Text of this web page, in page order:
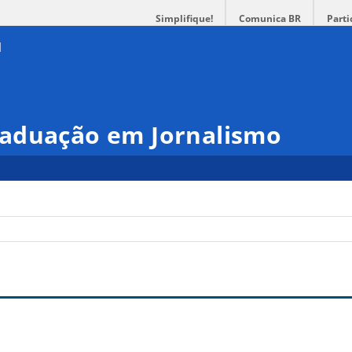
Simplifique! Comunica BR
em Jornalismo